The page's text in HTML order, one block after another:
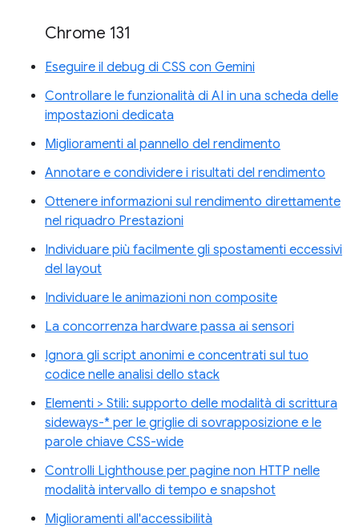
Chrome 131
Eseguire il debug di CSS con Gemini
Controllare le funzionalità di AI in una scheda delle
impostazioni dedicata
Miglioramenti al pannello del rendimento
Annotare e condividere i risultati del rendimento
Ottenere informazioni sul rendimento direttamente
nel riquadro Prestazioni
Individuare più facilmente gli spostamenti eccessivi
del layout
Individuare le animazioni non composite
La concorrenza hardware passa ai sensori
Ignora gli script anonimi e concentrati sul tuo
codice nelle analisi dello stack
Elementi > Stili: supporto delle modalità di scrittura
sideways-* per le griglie di sovrapposizione e le
parole chiave CSS-wide
Controlli Lighthouse per pagine non HTTP nelle
modalità intervallo di tempo e snapshot
Miglioramenti all'accessibilità